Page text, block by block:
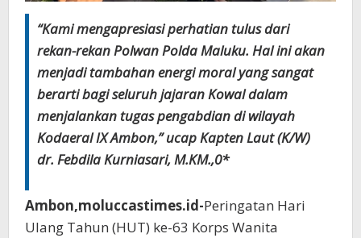
“Kami mengapresiasi perhatian tulus dari
rekan-rekan Polwan Polda Maluku. Hal ini akan
menjadi tambahan energi moral yang sangat
berarti bagi seluruh jajaran Kowal dalam
menjalankan tugas pengabdian di wilayah
Kodaeral IX Ambon,” ucap Kapten Laut (K/W)
dr. Febdila Kurniasari, M.KM.,0*
Ambon,moluccastimes.id-Peringatan Hari
Ulang Tahun (HUT) ke-63 Korps Wanita